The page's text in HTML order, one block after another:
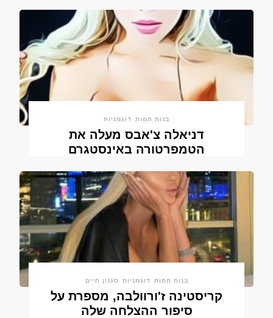
בנות חמות דוגמניות
דניאלה צ'אבס מעלה את
הטמפרטורה באינסטגרם
בנות חמות דוגמניות סגנון חיים
קריסטינה ז'ורוולבה, מספרת על
סיפור ההצלחה שלה